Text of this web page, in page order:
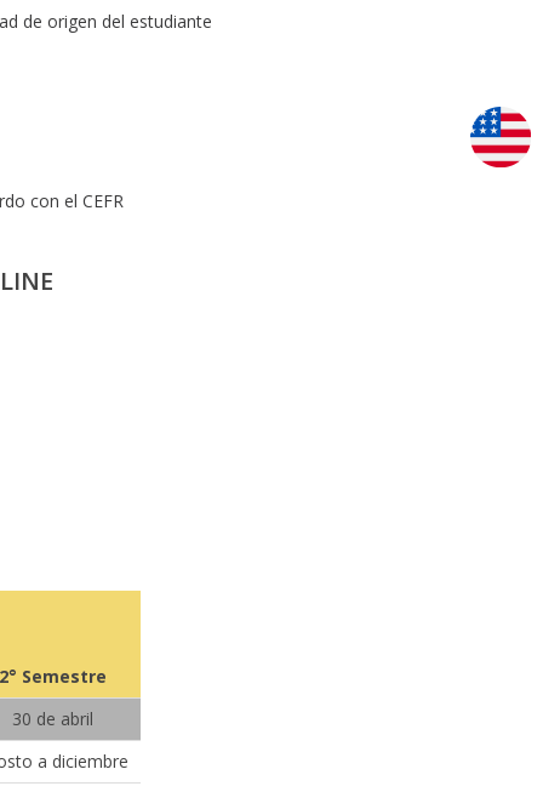
de origen del estudiante
con el CEFR
2° Semestre
30 de abril
a diciembre